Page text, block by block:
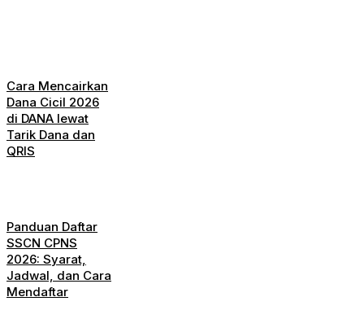
Cara Mencairkan
Dana Cicil 2026
di DANA lewat
Tarik Dana dan
QRIS
Panduan Daftar
SSCN CPNS
2026: Syarat,
Jadwal, dan Cara
Mendaftar